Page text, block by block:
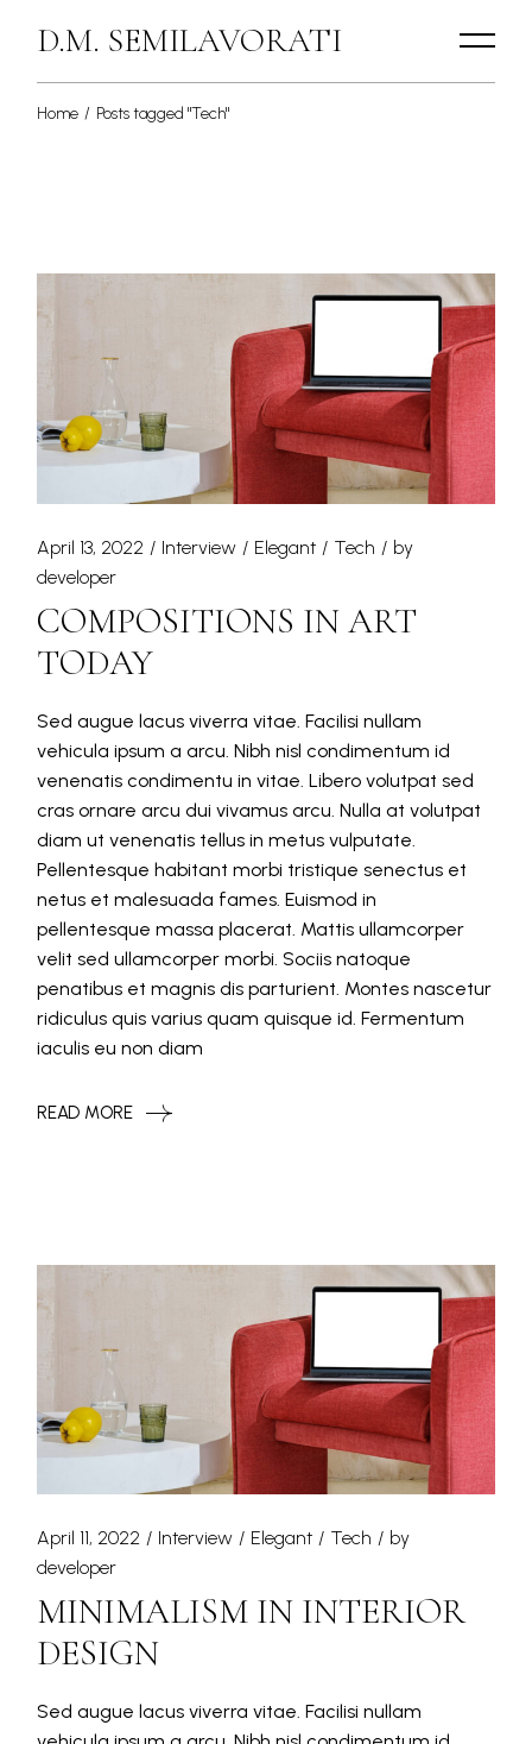
D.M. SEMILAVORATI
Home Posts tagged "Tech"
April 13, 2022 Interview Elegant Tech
by
developer
COMPOSITIONS IN ART
TODAY
Sed augue lacus viverra vitae. Facilisi nullam
vehicula ipsum a arcu. Nibh nisl condimentum id
venenatis condimentu in vitae. Libero volutpat sed
cras ornare arcu dui vivamus arcu. Nulla at volutpat
diam ut venenatis tellus in metus vulputate.
Pellentesque habitant morbi tristique senectus et
netus et malesuada fames. Euismod in
pellentesque massa placerat. Mattis ullamcorper
velit sed ullamcorper morbi. Sociis natoque
penatibus et magnis dis parturient. Montes nascetur
ridiculus quis varius quam quisque id. Fermentum
iaculis eu non diam
READ MORE
April 11, 2022 Interview Elegant Tech
by
developer
MINIMALISM IN INTERIOR
DESIGN
Sed augue lacus viverra vitae. Facilisi nullam